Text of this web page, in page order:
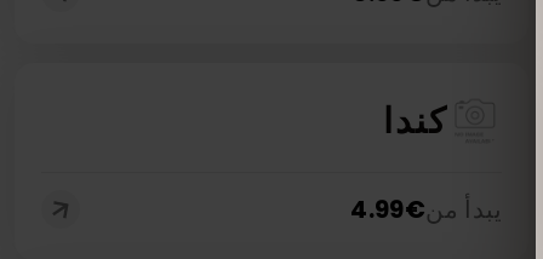
كندا
يبدأ من€
4.99